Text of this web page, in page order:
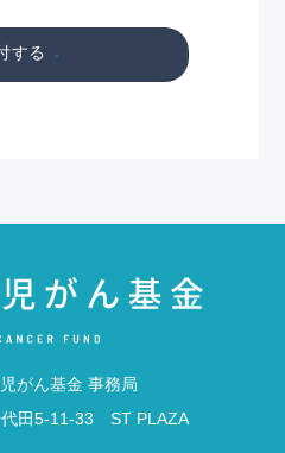
する
がん基金 事務局
田5-11-33 ST PLAZA